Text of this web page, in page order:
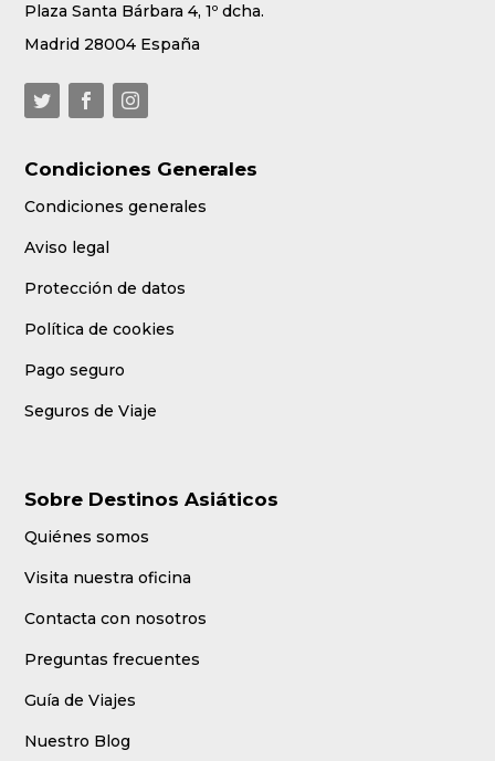
Plaza Santa Bárbara 4, 1º dcha.
Madrid 28004 España
Condiciones Generales
Condiciones generales
Aviso legal
Protección de datos
Política de cookies
Pago seguro
Seguros de Viaje
Sobre Destinos Asiáticos
Quiénes somos
Visita nuestra oficina
Contacta con nosotros
Preguntas frecuentes
Guía de Viajes
Nuestro Blog